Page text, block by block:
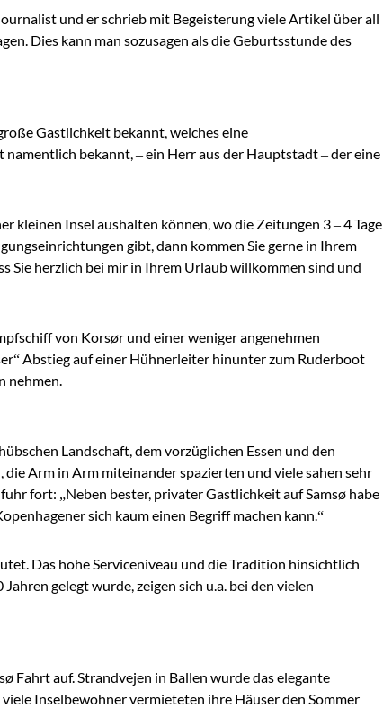
und er schrieb mit Begeisterung viele Artikel über all
Dies kann man sozusagen als die Geburtsstunde des
Gastlichkeit bekannt, welches eine
bekannt, – ein Herr aus der Hauptstadt – der eine
kleinen Insel aushalten können, wo die Zeitungen 3 – 4 Tage
gibt, dann kommen Sie gerne in Ihrem
Sie herzlich bei mir in Ihrem Urlaub willkommen sind und
von Korsør und einer weniger angenehmen
Abstieg auf einer Hühnerleiter hinunter zum Ruderboot
nehmen.
Landschaft, dem vorzüglichen Essen und den
Arm in Arm miteinander spazierten und viele sahen sehr
fort: „Neben bester, privater Gastlichkeit auf Samsø habe
sich kaum einen Begriff machen kann.“
Das hohe Serviceniveau und die Tradition hinsichtlich
gelegt wurde, zeigen sich u.a. bei den vielen
Fahrt auf. Strandvejen in Ballen wurde das elegante
Inselbewohner vermieteten ihre Häuser den Sommer